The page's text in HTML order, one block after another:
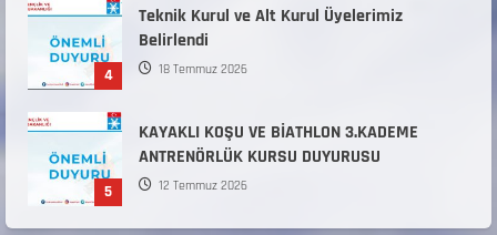
4
Teknik Kurul ve Alt Kurul Üyelerimiz
Belirlendi
18 Temmuz 2026
5
KAYAKLI KOŞU VE BİATHLON 3.KADEME
ANTRENÖRLÜK KURSU DUYURUSU
12 Temmuz 2026